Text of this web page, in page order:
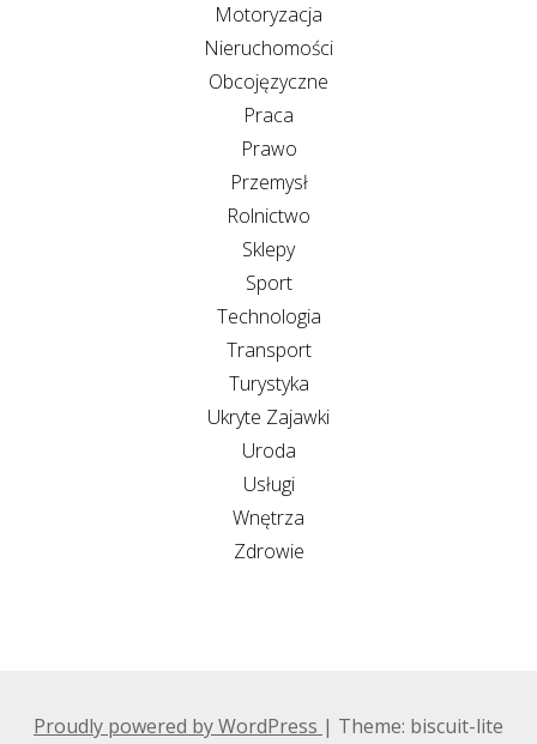
Motoryzacja
Nieruchomości
Obcojęzyczne
Praca
Prawo
Przemysł
Rolnictwo
Sklepy
Sport
Technologia
Transport
Turystyka
Ukryte Zajawki
Uroda
Usługi
Wnętrza
Zdrowie
Proudly powered by WordPress | Theme: biscuit-lite